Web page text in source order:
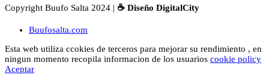
Copyright Buufo Salta 2024 | ☕ Diseño DigitalCity
Buufosalta.com
Esta web utiliza ccokies de terceros para mejorar su rendimiento , en
ningun momento recopila informacion de los usuarios cookie policy
Aceptar